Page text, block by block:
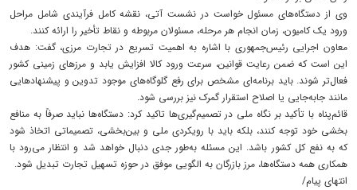
وی از دستگاه‌های مسئول خواست در نشست آتی، نقشه کامل فرآیندی شامل مراحل
ورود یک کامیون، زمان انجام هر مرحله، مسئولان مربوطه و نقاط تأخیر را ارائه کنند.
معاون اجرایی رئیس‌جمهوری با اشاره به اهمیت تسریع در تجارت مرزی، گفت: هدف
این است که ضمن رعایت قوانین، سرعت ورود کالا افزایش یابد و مرزهای زمینی کشور
فعال‌تر شوند. باید برنامه‌ای مشخص برای رفع گلوگاه‌های موجود تدوین و پیشنهادهایی
مانند جابه‌جایی یا اصلاح استقرار گمرک نیز بررسی شود.
قائم‌پناه با تأکید بر نگاه ملی در تصمیم‌گیری‌ها تاکید کرد: دستگاه‌ها نباید صرفاً به منافع
بخشی خود توجه کنند، بلکه باید با رویکردی ملی و بین‌بخشی، تصمیماتی اتخاذ شود
که به نفع کل کشور باشد. این مسئله به‌طور جدی دنبال خواهد شد و انتظار می‌رود با
همکاری همه دستگاه‌ها، مرز بازرگان به الگویی موفق در حوزه تسهیل تجارت تبدیل شود.
انتهای پیام/